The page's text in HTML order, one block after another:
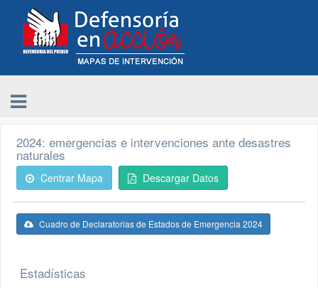
2024: emergencias e intervenciones ante desastres
naturales
Centrar Mapa Descargar Datos
Cuadro de Declaratorias de Estados de Emergencia 2024
Estadísticas